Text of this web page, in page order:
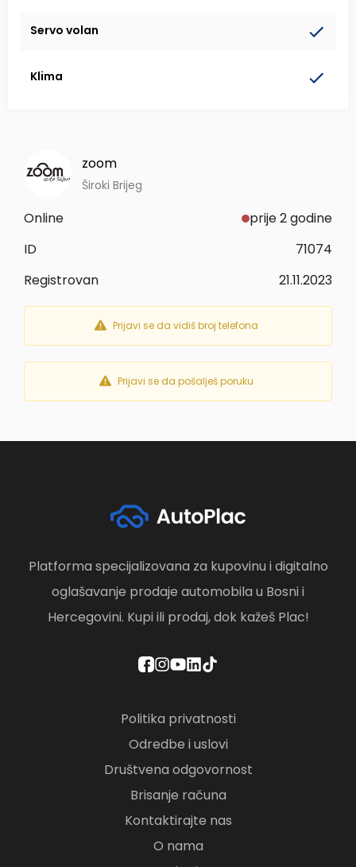
Servo volan
Klima
zoom
Široki Brijeg
Online
prije 2 godine
ID
71074
Registrovan
21.11.2023
Prijavi se da vidiš broj telefona
Prijavi se da pošalješ poruku
Platforma specijalizovana za kupovinu i digitalno
oglašavanje prodaje automobila u Bosni i
Hercegovini. Kupi ili prodaj, dok kažeš Plac!
Politika privatnosti
Odredbe i uslovi
Društvena odgovornost
Brisanje računa
Kontaktirajte nas
O nama